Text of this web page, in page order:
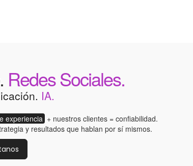
Redes Sociales.
IA.
experiencia + nuestros clientes = confiabilidad.
y resultados que hablan por sí mismos.